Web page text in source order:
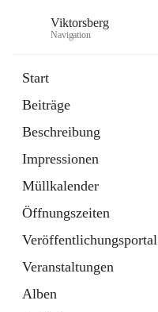
Viktorsberg
Navigation
Start
Beiträge
Beschreibung
Impressionen
Müllkalender
Öffnungszeiten
Veröffentlichungsportal
Veranstaltungen
Alben
1 Schnellzugriff
Bürgerservice
10 Schnellzugriffe